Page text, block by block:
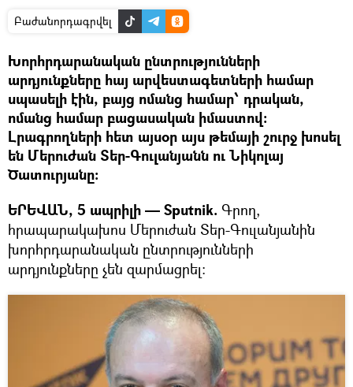
Բաժանորդագրվել
Խորհրդարանական ընտրությունների
արդյունքները հայ արվեստագետների համար
սպասելի էին, բայց ոմանց համար՝ դրական,
ոմանց համար բացասական իմաստով:
Լրագրողների հետ այսօր այս թեմայի շուրջ խոսել
են Մերուժան Տեր-Գուլանյանն ու Նիկոլայ
Ծատուրյանը:
ԵՐԵՎԱՆ, 5 ապրիլի — Sputnik. Գրող,
հրապարակախոս Մերուժան Տեր-Գուլանյանին
խորհրդարանական ընտրությունների
արդյունքները չեն զարմացրել: